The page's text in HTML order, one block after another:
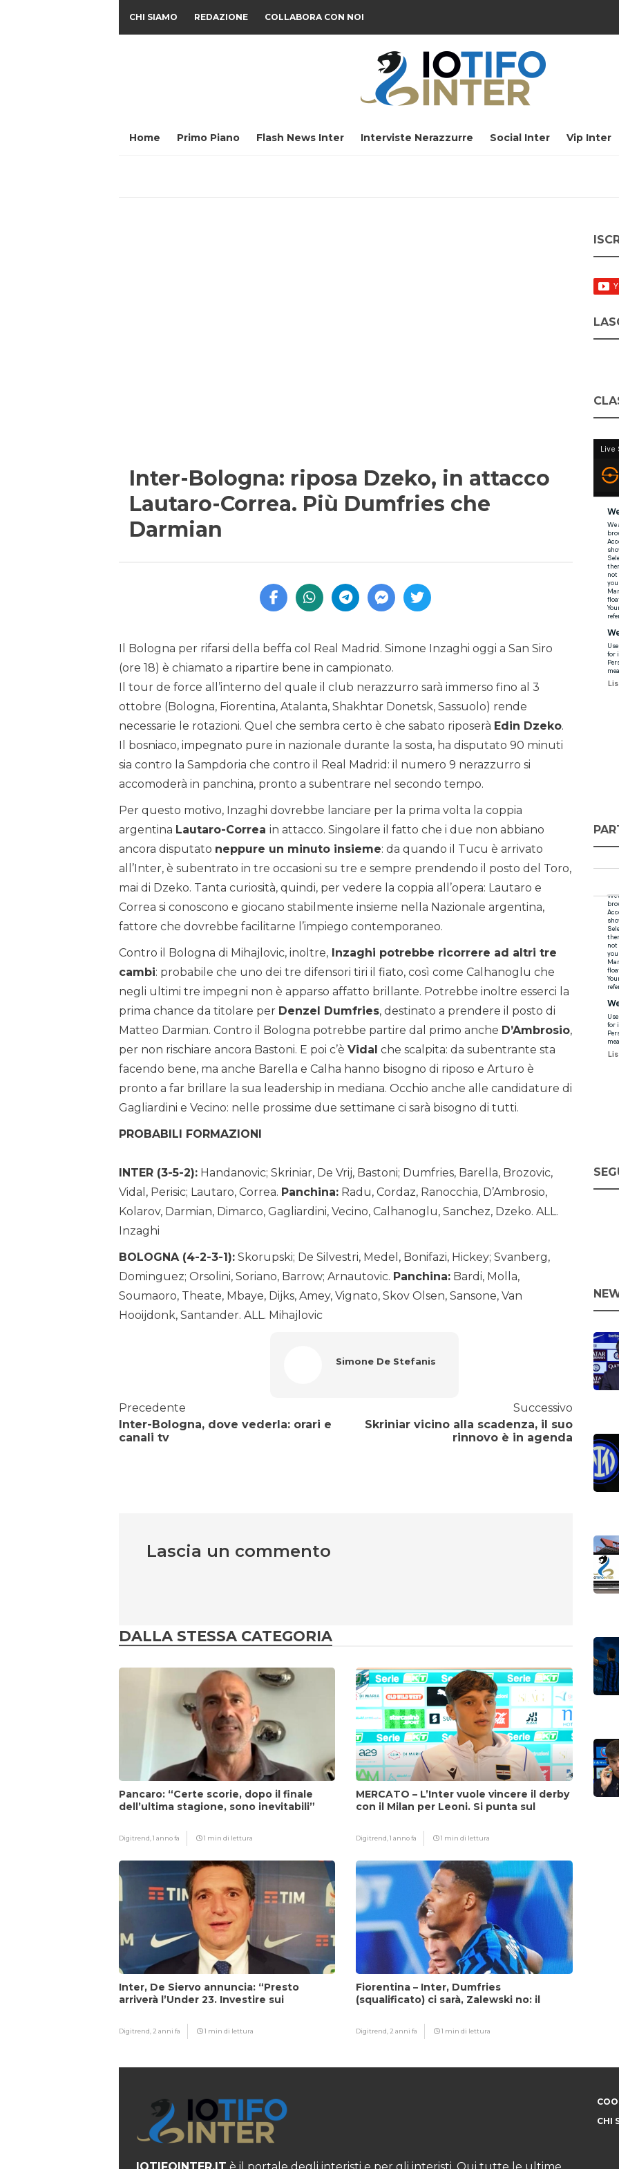
CHI SIAMO REDAZIONE COLLABORA CON NOI
Home Primo Piano Flash News Inter Interviste Nerazzurre Social Inter Vip Inter
Inter-Bologna: riposa Dzeko, in attacco
Lautaro-Correa. Più Dumfries che
Darmian
Il Bologna per rifarsi della beffa col Real Madrid. Simone Inzaghi oggi a San Siro
(ore 18) è chiamato a ripartire bene in campionato.
Il tour de force all’interno del quale il club nerazzurro sarà immerso fino al 3
ottobre (Bologna, Fiorentina, Atalanta, Shakhtar Donetsk, Sassuolo) rende
necessarie le rotazioni. Quel che sembra certo è che sabato riposerà Edin Dzeko.
Il bosniaco, impegnato pure in nazionale durante la sosta, ha disputato 90 minuti
sia contro la Sampdoria che contro il Real Madrid: il numero 9 nerazzurro si
accomoderà in panchina, pronto a subentrare nel secondo tempo.
Per questo motivo, Inzaghi dovrebbe lanciare per la prima volta la coppia
argentina Lautaro-Correa in attacco. Singolare il fatto che i due non abbiano
ancora disputato neppure un minuto insieme: da quando il Tucu è arrivato
all’Inter, è subentrato in tre occasioni su tre e sempre prendendo il posto del Toro,
mai di Dzeko. Tanta curiosità, quindi, per vedere la coppia all’opera: Lautaro e
Correa si conoscono e giocano stabilmente insieme nella Nazionale argentina,
fattore che dovrebbe facilitarne l’impiego contemporaneo.
Contro il Bologna di Mihajlovic, inoltre, Inzaghi potrebbe ricorrere ad altri tre
cambi: probabile che uno dei tre difensori tiri il fiato, così come Calhanoglu che
negli ultimi tre impegni non è apparso affatto brillante. Potrebbe inoltre esserci la
prima chance da titolare per Denzel Dumfries, destinato a prendere il posto di
Matteo Darmian. Contro il Bologna potrebbe partire dal primo anche D’Ambrosio,
per non rischiare ancora Bastoni. E poi c’è Vidal che scalpita: da subentrante sta
facendo bene, ma anche Barella e Calha hanno bisogno di riposo e Arturo è
pronto a far brillare la sua leadership in mediana. Occhio anche alle candidature di
Gagliardini e Vecino: nelle prossime due settimane ci sarà bisogno di tutti.
PROBABILI FORMAZIONI
INTER (3-5-2): Handanovic; Skriniar, De Vrij, Bastoni; Dumfries, Barella, Brozovic,
Vidal, Perisic; Lautaro, Correa. Panchina: Radu, Cordaz, Ranocchia, D’Ambrosio,
Kolarov, Darmian, Dimarco, Gagliardini, Vecino, Calhanoglu, Sanchez, Dzeko. ALL.
Inzaghi
BOLOGNA (4-2-3-1): Skorupski; De Silvestri, Medel, Bonifazi, Hickey; Svanberg,
Dominguez; Orsolini, Soriano, Barrow; Arnautovic. Panchina: Bardi, Molla,
Soumaoro, Theate, Mbaye, Dijks, Amey, Vignato, Skov Olsen, Sansone, Van
Hooijdonk, Santander. ALL. Mihajlovic
Simone De Stefanis
Precedente
Inter-Bologna, dove vederla: orari e
canali tv
Successivo
Skriniar vicino alla scadenza, il suo
rinnovo è in agenda
Lascia un commento
DALLA STESSA CATEGORIA
Pancaro: “Certe scorie, dopo il finale
dell’ultima stagione, sono inevitabili”
Digitrend,1 anno fa 1 min di lettura
MERCATO – L’Inter vuole vincere il derby
con il Milan per Leoni. Si punta sul
Digitrend,1 anno fa 1 min di lettura
Inter, De Siervo annuncia: “Presto
arriverà l’Under 23. Investire sui
Digitrend,2 anni fa 1 min di lettura
Fiorentina – Inter, Dumfries
(squalificato) ci sarà, Zalewski no: il
Digitrend,2 anni fa 1 min di lettura
CHI